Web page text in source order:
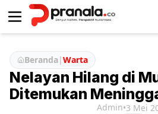
Beranda|Warta
Nelayan Hilang di
Ditemukan
Admin•3 Mei